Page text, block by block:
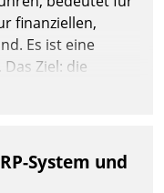
finanziellen,
Es ist eine
Ziel: die
Damit
Grundregeln
System und